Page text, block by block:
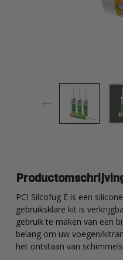
PCI Silcofug E is een
gebruiksklare kit is
gebruik te maken van een
belang om uw voegen/
het ontstaan van